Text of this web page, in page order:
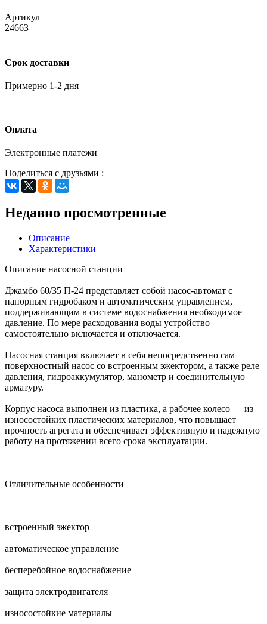
Артикул
24663
Срок доставки
Примерно 1-2 дня
Оплата
Электронные платежи
Поделиться с друзьями :
Недавно просмотренные
Описание
Характеристики
Описание насосной станции
Джамбо 60/35 П-24 представляет собой насос-автомат с
напорным гидробаком и автоматическим управлением,
поддерживающим в системе водоснабжения необходимое
давление. По мере расходования воды устройство
самостоятельно включается и отключается.
Насосная станция включает в себя непосредственно сам
поверхностный насос со встроенным эжектором, а также реле
давления, гидроаккумулятор, манометр и соединительную
арматуру.
Корпус насоса выполнен из пластика, а рабочее колесо — из
износостойких пластических материалов, что повышает
прочность агрегата и обеспечивает эффективную и надежную
работу на протяжении всего срока эксплуатации.
Отличительные особенности
встроенный эжектор
автоматическое управление
бесперебойное водоснабжение
защита электродвигателя
износостойкие материалы